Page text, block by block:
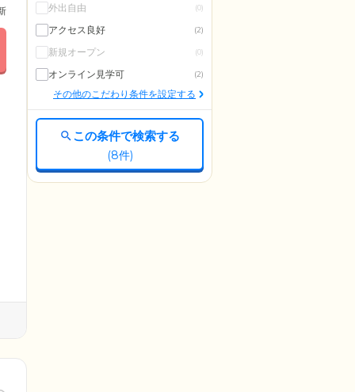
外出自由 (0)
アクセス良好 (2)
新規オープン (0)
オンライン見学可 (2)
その他のこだわり条件を設定する
この条件で検索する
(8件)